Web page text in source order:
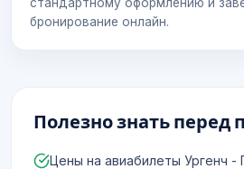
бронирование онлайн.
Полезно знать перед
Цены на авиабилеты Ургенч -